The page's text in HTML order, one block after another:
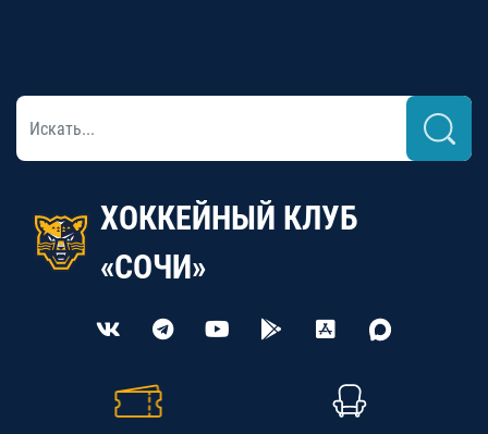
ХОККЕЙНЫЙ КЛУБ
«СОЧИ»